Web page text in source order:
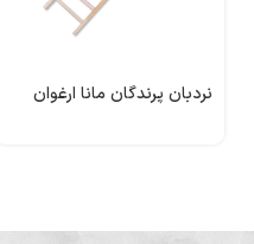
نردبان پرندگان مانا ارغوان